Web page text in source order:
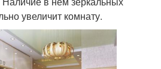
увеличит комнату.